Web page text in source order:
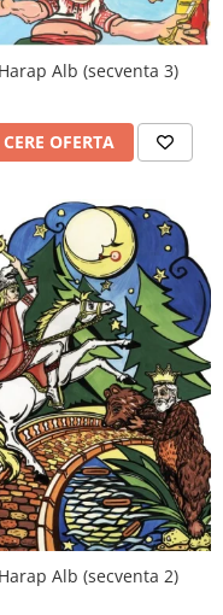
Harap Alb (secventa 3)
CERE OFERTA
Harap Alb (secventa 2)